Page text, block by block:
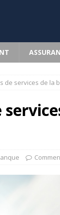
de services de la